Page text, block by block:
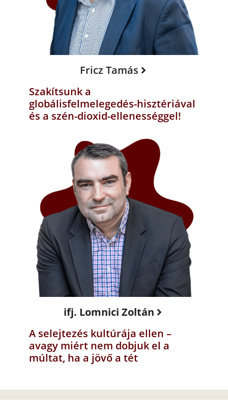
Fricz Tamás
Szakítsunk a
globálisfelmelegedés-hisztériával
és a szén-dioxid-ellenességgel!
ifj. Lomnici Zoltán
A selejtezés kultúrája ellen –
avagy miért nem dobjuk el a
múltat, ha a jövő a tét